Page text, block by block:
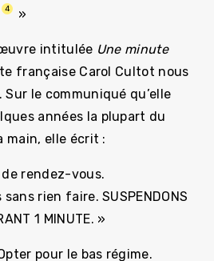
4 »
intitulée Une minute
française Carol Cultot nous
le communiqué qu’elle
années la plupart du
main, elle écrit :
rendez-vous.
rien faire. SUSPENDONS
1 MINUTE. »
pour le bas régime.